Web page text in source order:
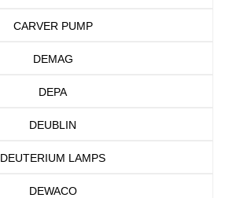
CARVER PUMP
DEMAG
DEPA
DEUBLIN
DEUTERIUM LAMPS
DEWACO